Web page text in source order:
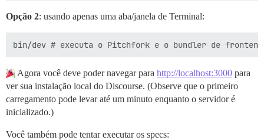
Opção 2: usando apenas uma aba/janela de Terminal:
Agora você deve poder navegar para http://localhost:3000 para
ver sua instalação local do Discourse. (Observe que o primeiro
carregamento pode levar até um minuto enquanto o servidor é
inicializado.)
Você também pode tentar executar os specs: